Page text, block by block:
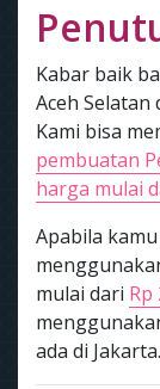
Kabar baik
Aceh
Kami bisa
pembuatan
harga mulai
Apabila
mulai dari
ada di Jakarta.